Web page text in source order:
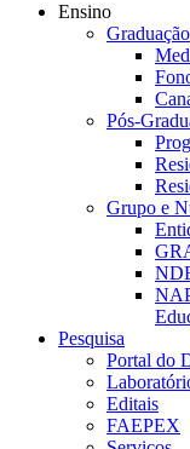
Ensino
Graduação
Pós-
Grupo e
Pesquisa
Portal do
Editais
FAEPEX